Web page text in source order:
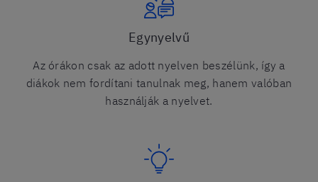
Egynyelvű
Az órákon csak az adott nyelven beszélünk, így a
diákok nem fordítani tanulnak meg, hanem valóban
használják a nyelvet.